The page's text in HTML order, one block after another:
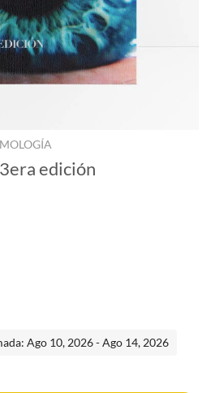
edición
Ago 10, 2026 - Ago 14, 2026
cantidad